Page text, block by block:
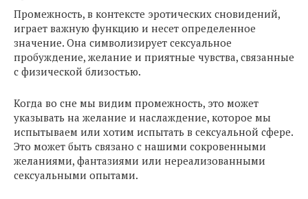
Промежность, в контексте эротических сновидений,
играет важную функцию и несет определенное
значение. Она символизирует сексуальное
пробуждение, желание и приятные чувства, связанные
с физической близостью.
Когда во сне мы видим промежность, это может
указывать на желание и наслаждение, которое мы
испытываем или хотим испытать в сексуальной сфере.
Это может быть связано с нашими сокровенными
желаниями, фантазиями или нереализованными
сексуальными опытами.